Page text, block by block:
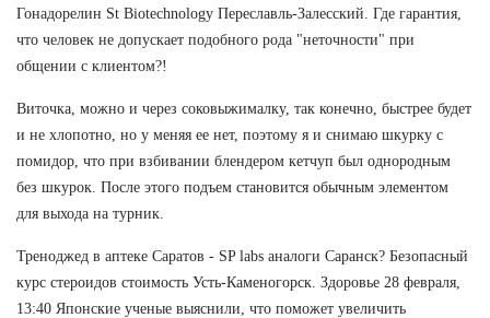
Гонадорелин St Biotechnology Переславль-Залесский. Где гарантия,
что человек не допускает подобного рода "неточности" при
общении с клиентом?!
Виточка, можно и через соковыжималку, так конечно, быстрее будет
и не хлопотно, но у меняя ее нет, поэтому я и снимаю шкурку с
помидор, что при взбивании блендером кетчуп был однородным
без шкурок. После этого подъем становится обычным элементом
для выхода на турник.
Треноджед в аптеке Саратов - SP labs аналоги Саранск? Безопасный
курс стероидов стоимость Усть-Каменогорск. Здоровье 28 февраля,
13:40 Японские ученые выяснили, что поможет увеличить